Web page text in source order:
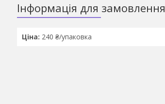
Інформація для замовлення
Ціна: 240 ₴/упаковка